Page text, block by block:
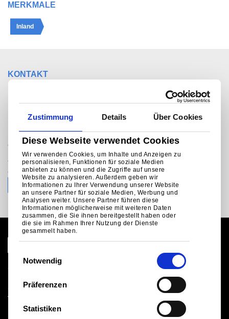
Zustimmung Details Über Cookies
Diese Webseite verwendet Cookies
Wir verwenden Cookies, um Inhalte und Anzeigen zu
personalisieren, Funktionen für soziale Medien
anbieten zu können und die Zugriffe auf unsere
Website zu analysieren. Außerdem geben wir
Informationen zu Ihrer Verwendung unserer Website
an unsere Partner für soziale Medien, Werbung und
Analysen weiter. Unsere Partner führen diese
Informationen möglicherweise mit weiteren Daten
zusammen, die Sie ihnen bereitgestellt haben oder
die sie im Rahmen Ihrer Nutzung der Dienste
gesammelt haben.
Notwendig
Präferenzen
Statistiken
MERKMALE
Inland
KONTAKT
Sie möchten mit jemandem
sprechen?
Colorcoat Connection®helpline
+31 (0)251 492206 (NL)
colorcoat.connectionEU@tatasteeleurope.com
Globale Website
Cookies
Verkaufsbedingungen
Lieferanten